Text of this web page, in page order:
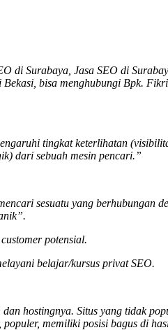
di Surabaya, Jasa SEO di
Bekasi , bisa menghubungi Bpk.
tingkat keterlihatan
dari sebuah mesin pencari.”
sesuatu yang berhubungan
potensial.
belajar/kursus privat SEO.
hostingnya. Situs yang tidak
memiliki posisi bagus di